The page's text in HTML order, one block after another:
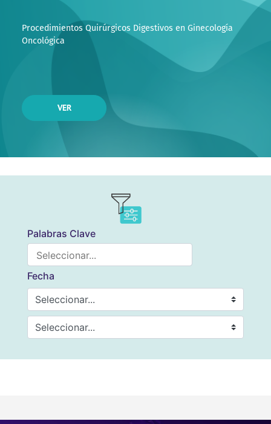
Procedimientos Quirúrgicos Digestivos en Ginecología
Oncológica
VER
Palabras Clave
Fecha